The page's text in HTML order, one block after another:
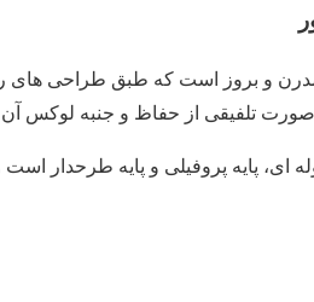
و بروز است که طبق طراحی های
تلفیقی از حفاظ و جنبه لوکس
ای، پایه پروفیلی و پایه طرحدار